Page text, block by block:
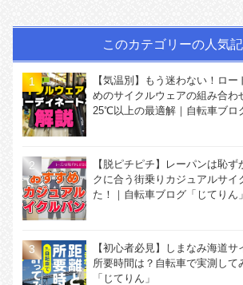
このカテゴリーの人気
【気温別】もう迷わない！ロ
めのサイクルウェアの組み合
25℃以上の最適解｜自転車ブロ
【脱ピチピチ】レーパンは恥
クに合う街乗りカジュアルサイ
た！｜自転車ブログ「じてりん」
【初心者必見】しまなみ海道サ
所要時間は？自転車で実測して
「じてりん」